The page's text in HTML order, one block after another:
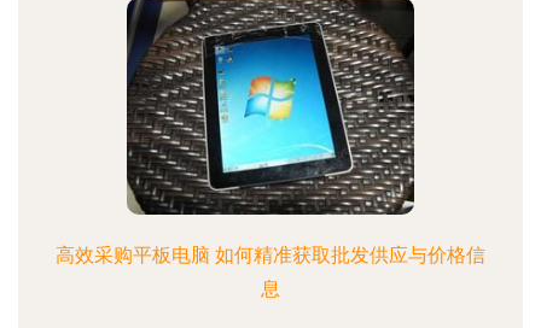
高效采购平板电脑 如何精准获取批发供应与价格信
息